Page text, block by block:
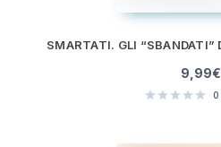
9,99€
0